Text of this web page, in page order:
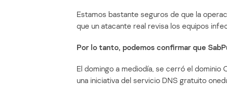
Estamos bastante seguros de que la
que un atacante real revisa los equipos
Por lo tanto, podemos confirmar que
El domingo a mediodía, se cerró el
una iniciativa del servicio DNS gratuito